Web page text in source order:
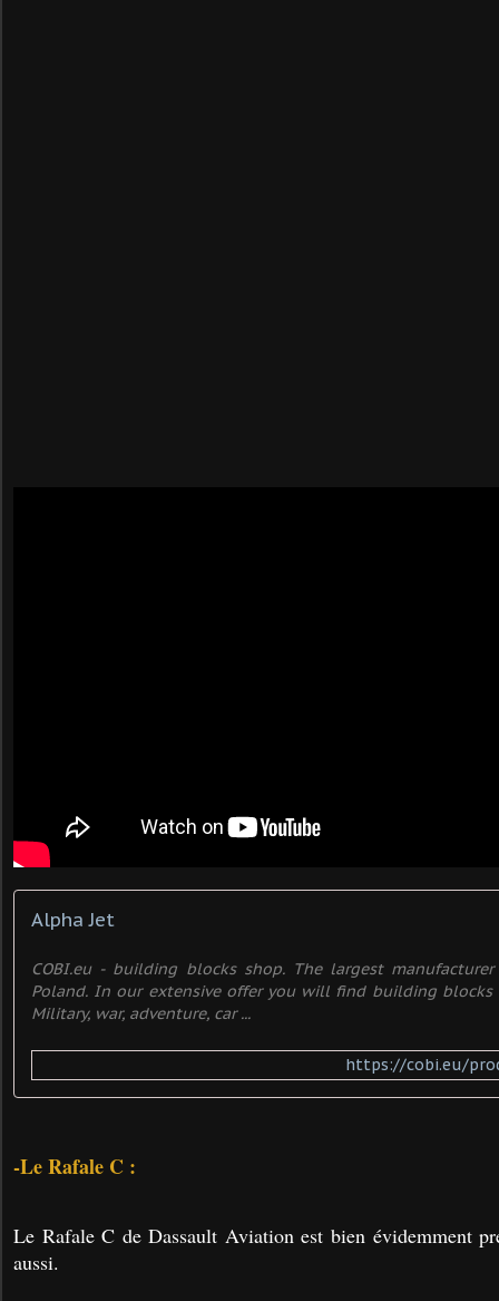
Alpha Jet
COBI.eu - building blocks shop. The largest
Poland. In our extensive offer you will find building
Military, war, adventure, car ...
https://cobi.eu/
-Le Rafale C :
Le Rafale C de Dassault Aviation est bien évidemment
aussi.